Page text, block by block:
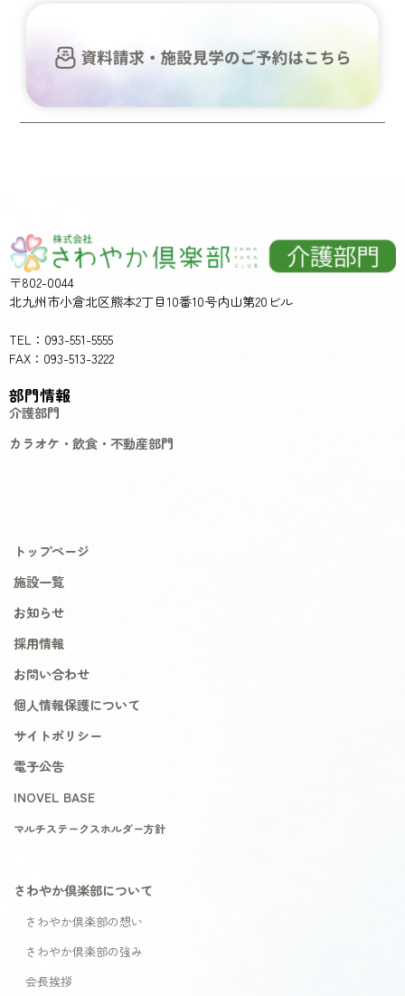
〒802-0044
北九州市小倉北区熊本2丁目10番10号内山第20ビル
TEL：093-551-5555
FAX：093-513-3222
部門情報
介護部門
カラオケ・飲食・不動産部門
トップページ
施設一覧
お知らせ
採用情報
お問い合わせ
個人情報保護について
サイトポリシー
電子公告
INOVEL BASE
マルチステークスホルダー方針
さわやか倶楽部について
さわやか倶楽部の想い
さわやか倶楽部の強み
会長挨拶